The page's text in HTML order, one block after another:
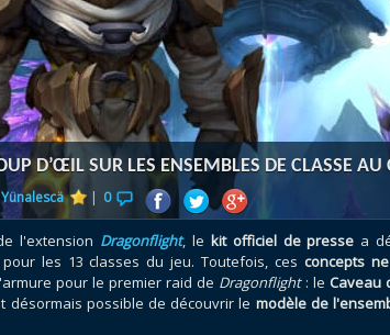
Races alliées
Exploration des îles
Nazjataret Mécagone
Débloquer le vol
Assauts à Uldum et au Val
Visions horrifiques
VOIR +
D’ŒIL SUR LES ENSEMBLES DE CLASSE
Yünalescä | 0
l'extension Dragonflight, le kit officiel de presse a
les 13 classes du jeu. Toutefois, ces concepts
pour le premier raid de Dragonflight: le Caveau
désormais possible de découvrir le modèle de